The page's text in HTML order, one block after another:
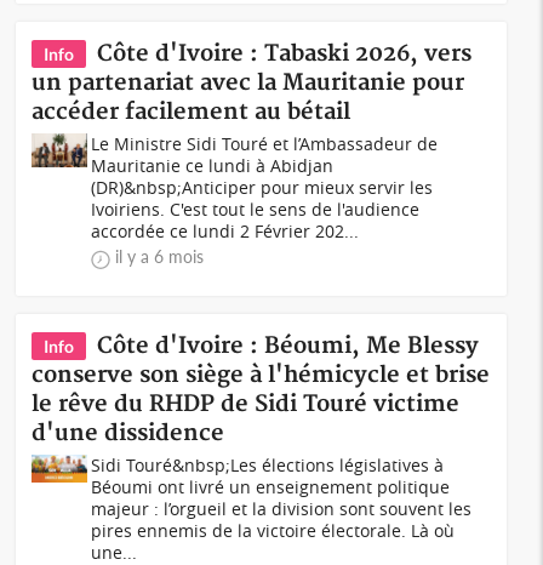
Info
Côte d'Ivoire : Tabaski 2026, vers
un partenariat avec la Mauritanie pour
accéder facilement au bétail
Le Ministre Sidi Touré et l’Ambassadeur de
Mauritanie ce lundi à Abidjan
(DR)&nbsp;Anticiper pour mieux servir les
Ivoiriens. C'est tout le sens de l'audience
accordée ce lundi 2 Février 202...
il y a 6 mois
Info
Côte d'Ivoire : Béoumi, Me Blessy
conserve son siège à l'hémicycle et brise
le rêve du RHDP de Sidi Touré victime
d'une dissidence
Sidi Touré&nbsp;Les élections législatives à
Béoumi ont livré un enseignement politique
majeur : l’orgueil et la division sont souvent les
pires ennemis de la victoire électorale. Là où
une...